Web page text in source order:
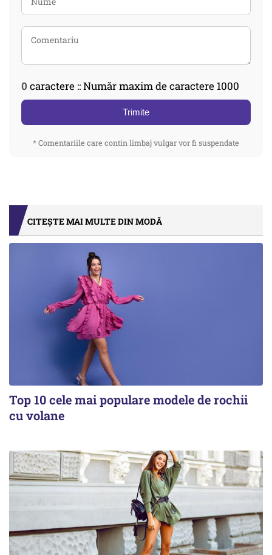
0 caractere :: Număr maxim de caractere 1000
Trimite
* Comentariile care contin limbaj vulgar vor fi suspendate
CITEȘTE MAI MULTE DIN MODĂ
Top 10 cele mai populare modele de rochii
cu volane